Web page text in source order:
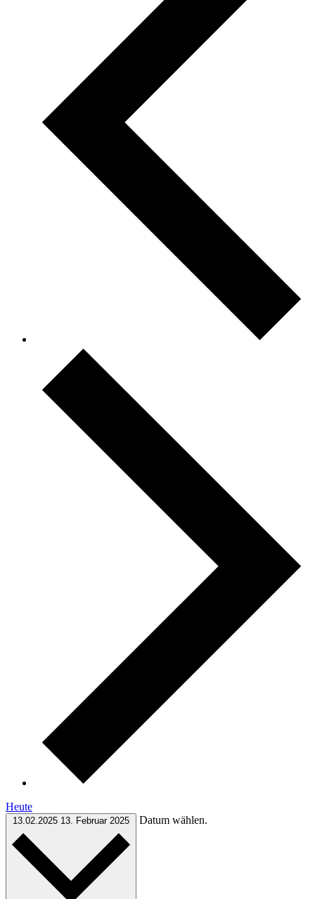
Heute
13.02.2025 13. Februar 2025 Datum wählen.